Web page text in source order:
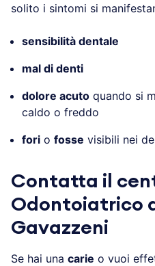
solito i sintomi si
sensibilità dentale
mal di denti
dolore acuto quando si
caldo o freddo
fori o fosse visibili nei
Contatta il
Odontoiatrico
Gavazzeni
Se hai una carie o vuoi